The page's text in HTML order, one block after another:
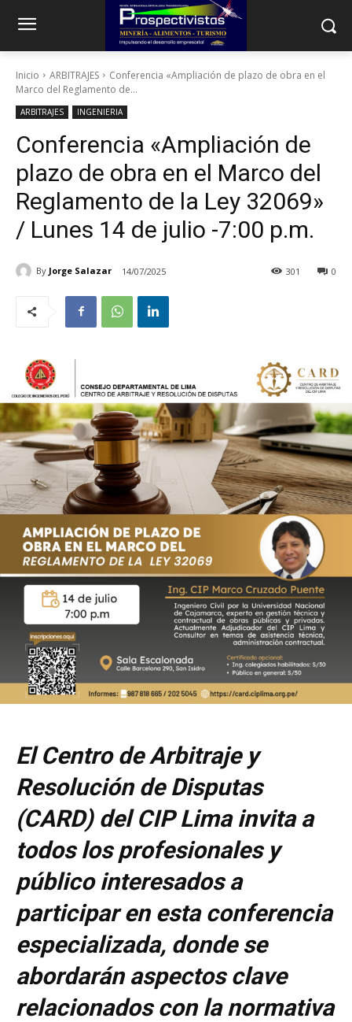
Inicio ARBITRAJES
Conferencia «Ampliación de plazo de obra en el
Marco del Reglamento de...
ARBITRAJES INGENIERIA
Conferencia «Ampliación de
plazo de obra en el Marco del
Reglamento de la Ley 32069»
/ Lunes 14 de julio -7:00 p.m.
By Jorge Salazar 14/07/2025 0
301
El Centro de Arbitraje y
Resolución de Disputas
(CARD) del CIP Lima invita a
todos los profesionales y
público interesados a
participar en esta conferencia
especializada, donde se
abordarán aspectos clave
relacionados con la normativa